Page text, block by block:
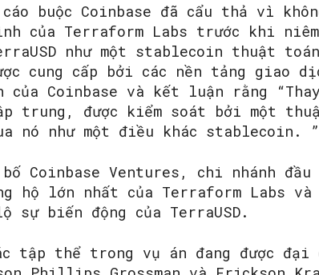
cáo buộc Coinbase đã cẩu thả vì
của Terraform Labs trước khi
như một stablecoin thuật
cung cấp bởi các nền tảng giao
của Coinbase và kết luận rằng
trung, được kiểm soát bởi một
nó như một điều khác stablecoin. ”
Coinbase Ventures, chi nhánh
hộ lớn nhất của Terraform Labs
biến động của TerraUSD.
tập thể trong vụ án đang được